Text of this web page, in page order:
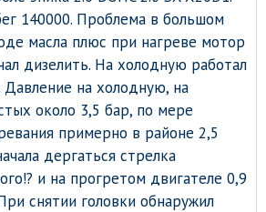
140000. Проблема в большом
масла плюс при нагреве мотор
дизелить. На холодную работал
Давление на холодную, на
около 3,5 бар, по мере
примерно в районе 2,5
дергаться стрелка
и на прогретом двигателе 0,9
снятии головки обнаружил